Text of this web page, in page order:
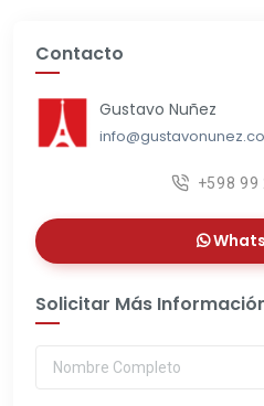
Contacto
Gustavo Nuñez
+598 99
Solicitar Más